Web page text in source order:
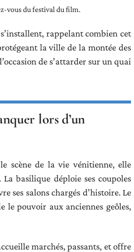
vous du festival du film.
rappelant combien cet
la ville de la montée des
de s’attarder sur un quai
lors d’un
scène de la vie vénitienne, elle
basilique déploie ses coupoles
ses salons chargés d’histoire. Le
le pouvoir aux anciennes geôles,
marchés, passants, et offre